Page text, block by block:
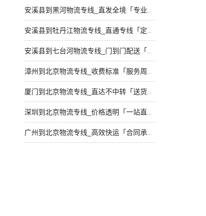
安溪县到黑河物流专线_直发全境「专业靠谱」
安溪县到牡丹江物流专线_直通专线「定点发车」
安溪县到七台河物流专线_门到门配送「全程定位」
漳州到北京物流专线_收费标准「服务周到」
厦门到北京物流专线_直达不中转「送货到门」
深圳到北京物流专线_价格透明「一站直达」
广州到北京物流专线_高效快运「合同承运」